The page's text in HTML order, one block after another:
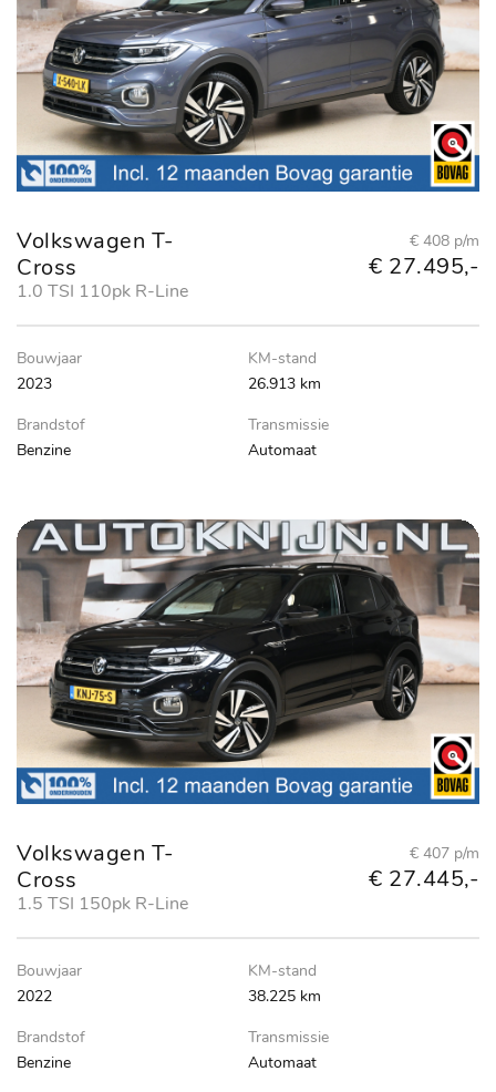
Volkswagen T-
Cross
1.0 TSI 110pk R-Line
€ 408 p/m
€ 27.495,-
Bouwjaar
2023
KM-stand
26.913 km
Brandstof
Benzine
Transmissie
Automaat
Volkswagen T-
Cross
1.5 TSI 150pk R-Line
€ 407 p/m
€ 27.445,-
Bouwjaar
2022
KM-stand
38.225 km
Brandstof
Benzine
Transmissie
Automaat